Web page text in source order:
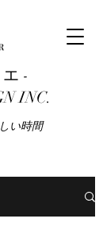
-
INC.
い時間